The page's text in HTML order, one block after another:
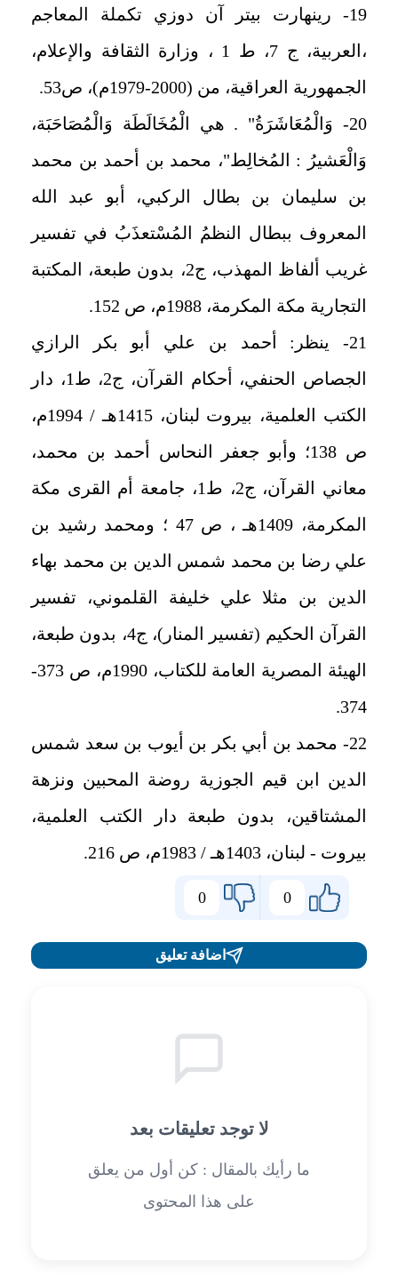
19- رينهارت بيتر آن دوزي تكملة المعاجم
،العربية، ج 7، ط 1 ، وزارة الثقافة والإعلام،
الجمهورية العراقية، من (2000-1979م)، ص53.
20- وَالْمُعَاشَرَةُ" . هي الْمُخَالَطَة وَالْمُصَاحَبَة،
وَالْعَشيرُ : المُخالِط"، محمد بن أحمد بن محمد
بن سليمان بن بطال الركبي، أبو عبد الله
المعروف ببطال النظمُ المُسْتعذَبُ في تفسير
غريب ألفاظ المهذب، ج2، بدون طبعة، المكتبة
التجارية مكة المكرمة، 1988م، ص 152.
21- ينظر: أحمد بن علي أبو بكر الرازي
الجصاص الحنفي، أحكام القرآن، ج2، ط1، دار
الكتب العلمية، بيروت لبنان، 1415هـ / 1994م،
ص 138؛ وأبو جعفر النحاس أحمد بن محمد،
معاني القرآن، ج2، ط1، جامعة أم القرى مكة
المكرمة، 1409هـ ، ص 47 ؛ ومحمد رشيد بن
علي رضا بن محمد شمس الدين بن محمد بهاء
الدين بن مثلا علي خليفة القلموني، تفسير
القرآن الحكيم (تفسير المنار)، ج4، بدون طبعة،
الهيئة المصرية العامة للكتاب، 1990م، ص 373-
374.
22- محمد بن أبي بكر بن أيوب بن سعد شمس
الدين ابن قيم الجوزية روضة المحبين ونزهة
المشتاقين، بدون طبعة دار الكتب العلمية،
بيروت - لبنان، 1403هـ / 1983م، ص 216.
0
0
اضافة تعليق
لا توجد تعليقات بعد
ما رأيك بالمقال : كن أول من يعلق
على هذا المحتوى